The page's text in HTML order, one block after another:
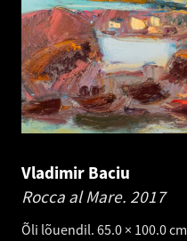
Vladimir Baciu
Rocca al Mare. 2017
Õli lõuendil. 65.0 × 100.0 cm